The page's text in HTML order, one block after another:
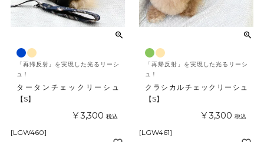
「再帰反射」を実現した光るリーシ
ュ！
タータンチェックリーシュ
【S】
¥ 3,300 税込
[LGW460]
「再帰反射」を実現した光るリーシ
ュ！
クラシカルチェックリーシュ
【S】
¥ 3,300 税込
[LGW461]